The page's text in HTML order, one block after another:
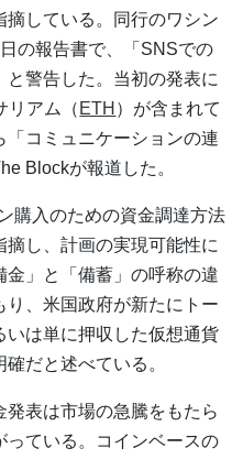
摘している。同行のワシン
の報告書で、「SNSでの
警告した。当初の発表に
リアム（ ETH ）が含まれて
コミュニケーションの連
Blockが報道した。
購入のための資金調達方法
し、計画の実現可能性に
」と「備蓄」の呼称の違
、米国政府が新たにトー
いは単に押収した仮想通貨
だと述べている。
発表は市場の急騰をもたら
っている。コインベースの